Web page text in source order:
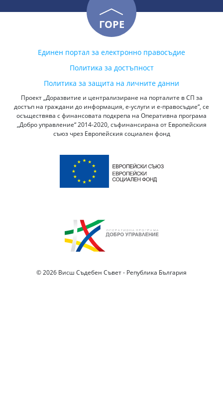
ГОРЕ
Единен портал за електронно правосъдие
Политика за достъпност
Политика за защита на личните данни
Проект „Доразвитие и централизиране на порталите в СП за
достъп на граждани до информация, е-услуги и е-правосъдие“, се
осъществява с финансовата подкрепа на Оперативна програма
„Добро управление“ 2014-2020, съфинансирана от Европейския
съюз чрез Европейския социален фонд
© 2026 Висш Съдебен Съвет - Република България